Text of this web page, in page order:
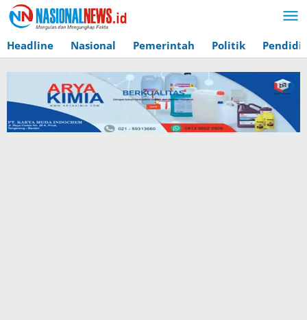
Lewati
ke
konten
Headline Nasional Pemerintah Politik